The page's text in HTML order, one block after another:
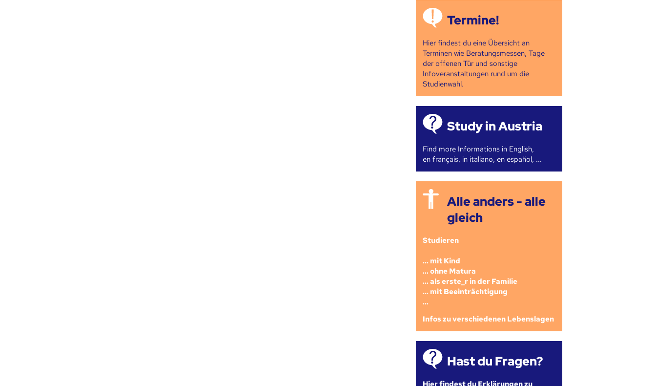
Termine!
Hier findest du eine Übersicht an
Terminen wie Beratungsmessen, Tage
der offenen Tür und sonstige
Infoveranstaltungen rund um die
Studienwahl.
Study in Austria
Find more Informations in English,
en français, in italiano, en español, ...
Alle anders - alle
gleich
Studieren
... mit Kind
... ohne Matura
... als erste_r in der Familie
... mit Beeinträchtigung
...
Infos zu verschiedenen Lebenslagen
Hast du Fragen?